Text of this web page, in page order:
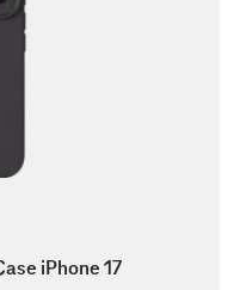
iPhone 17